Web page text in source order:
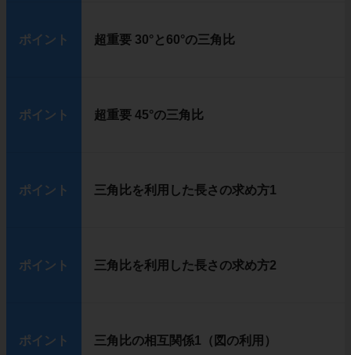
ポイント 超重要 30°と60°の三角比
ポイント 超重要 45°の三角比
ポイント 三角比を利用した長さの求め方1
ポイント 三角比を利用した長さの求め方2
ポイント 三角比の相互関係1（図の利用）